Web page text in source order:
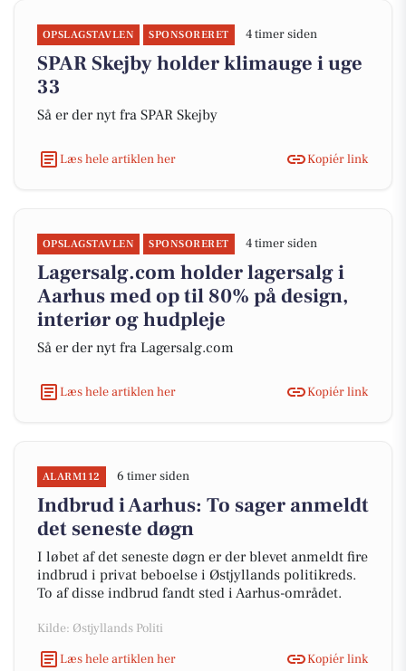
OPSLAGSTAVLEN SPONSORERET 4 timer siden
SPAR Skejby holder klimauge i uge
33
Så er der nyt fra SPAR Skejby
Læs hele artiklen her Kopiér link
OPSLAGSTAVLEN SPONSORERET 4 timer siden
Lagersalg.com holder lagersalg i
Aarhus med op til 80% på design,
interiør og hudpleje
Så er der nyt fra Lagersalg.com
Læs hele artiklen her Kopiér link
ALARM112 6 timer siden
Indbrud i Aarhus: To sager anmeldt
det seneste døgn
I løbet af det seneste døgn er der blevet anmeldt fire
indbrud i privat beboelse i Østjyllands politikreds.
To af disse indbrud fandt sted i Aarhus-området.
Kilde: Østjyllands Politi
Læs hele artiklen her
Kopiér link